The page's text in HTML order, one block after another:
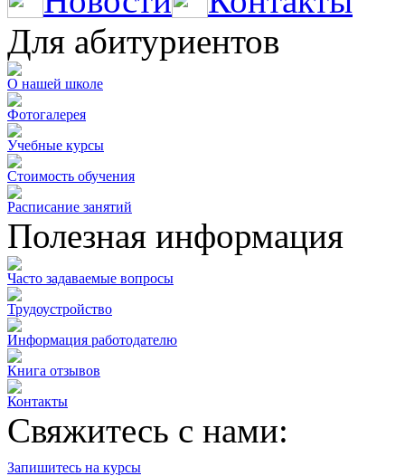
Для абитуриентов
О нашей школе
Фотогалерея
Учебные курсы
Стоимость обучения
Расписание занятий
Полезная информация
Часто задаваемые вопросы
Трудоустройство
Информация работодателю
Книга отзывов
Контакты
Свяжитесь с нами:
Запишитесь на курсы